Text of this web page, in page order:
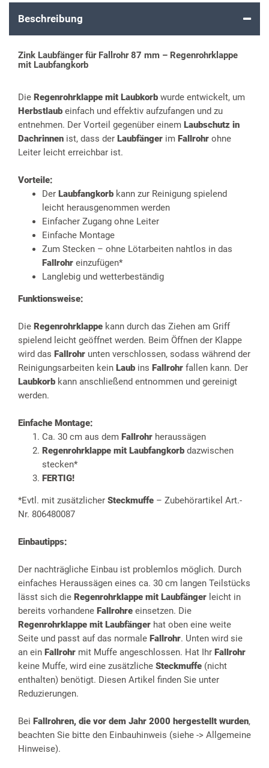
Beschreibung
Zink Laubfänger für Fallrohr 87 mm – Regenrohrklappe
mit Laubfangkorb
Die Regenrohrklappe mit Laubkorb wurde entwickelt, um
Herbstlaub einfach und effektiv aufzufangen und zu
entnehmen. Der Vorteil gegenüber einem Laubschutz in
Dachrinnen ist, dass der Laubfänger im Fallrohr ohne
Leiter leicht erreichbar ist.
Vorteile:
Der Laubfangkorb kann zur Reinigung spielend
leicht herausgenommen werden
Einfacher Zugang ohne Leiter
Einfache Montage
Zum Stecken – ohne Lötarbeiten nahtlos in das
Fallrohr einzufügen*
Langlebig und wetterbeständig
Funktionsweise:
Die Regenrohrklappe kann durch das Ziehen am Griff
spielend leicht geöffnet werden. Beim Öffnen der Klappe
wird das Fallrohr unten verschlossen, sodass während der
Reinigungsarbeiten kein Laub ins Fallrohr fallen kann. Der
Laubkorb kann anschließend entnommen und gereinigt
werden.
Einfache Montage:
Ca. 30 cm aus dem Fallrohr heraussägen
Regenrohrklappe mit Laubfangkorb dazwischen
stecken*
FERTIG!
*Evtl. mit zusätzlicher Steckmuffe – Zubehörartikel Art.-
Nr. 806480087
Einbautipps:
Der nachträgliche Einbau ist problemlos möglich. Durch
einfaches Heraussägen eines ca. 30 cm langen Teilstücks
lässt sich die Regenrohrklappe mit Laubfänger leicht in
bereits vorhandene Fallrohre einsetzen. Die
Regenrohrklappe mit Laubfänger hat oben eine weite
Seite und passt auf das normale Fallrohr. Unten wird sie
an ein Fallrohr mit Muffe angeschlossen. Hat Ihr Fallrohr
keine Muffe, wird eine zusätzliche Steckmuffe (nicht
enthalten) benötigt. Diesen Artikel finden Sie unter
Reduzierungen.
Bei Fallrohren, die vor dem Jahr 2000 hergestellt wurden,
beachten Sie bitte den Einbauhinweis (siehe -> Allgemeine
Hinweise).